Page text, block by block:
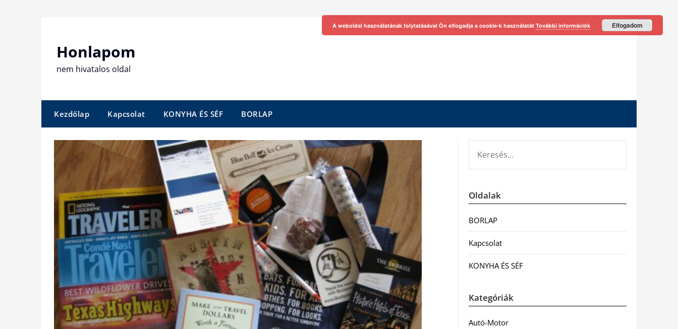
Honlapom
nem hivatalos oldal
Kezdőlap Kapcsolat KONYHA ÉS SÉF BORLAP
Oldalak
BORLAP
Kapcsolat
KONYHA ÉS SÉF
Kategóriák
Autó-Motor
A weboldal használatának folytatásával Ön elfogadja a cookie-k használatát További információk Elfogadom